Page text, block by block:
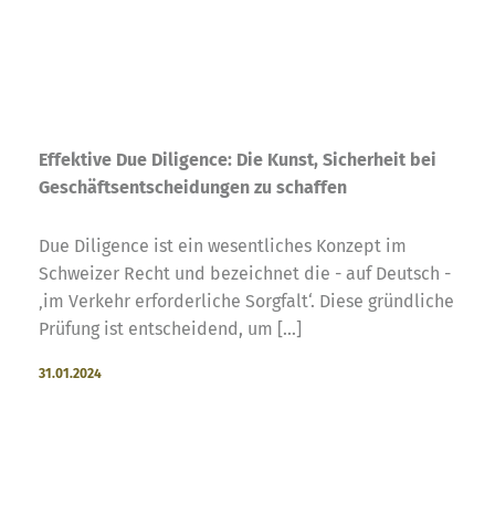
Effektive Due Diligence: Die Kunst, Sicherheit bei
Geschäftsentscheidungen zu schaffen
Due Diligence ist ein wesentliches Konzept im
Schweizer Recht und bezeichnet die - auf Deutsch -
‚im Verkehr erforderliche Sorgfalt‘. Diese gründliche
Prüfung ist entscheidend, um [...]
31.01.2024